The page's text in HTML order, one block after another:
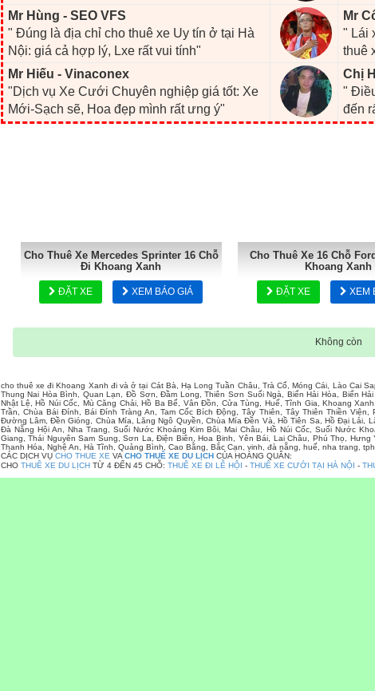
Mr Hùng - SEO VFS
" Đúng là địa chỉ cho thuê xe Uy tín ở tại Hà
Nội: giá cả hợp lý, Lxe rất vui tính"
Mr
" Lái
thuê
Mr Hiếu - Vinaconex
"Dịch vụ Xe Cưới Chuyên nghiệp giá tốt: Xe
Mới-Sạch sẽ, Hoa đẹp mình rất ưng ý"
Chị
"
đến
Cho Thuê Xe Mercedes Sprinter 16 Chỗ
Đi Khoang Xanh
ĐẶT XE XEM BÁO GIÁ
Cho Thuê Xe 16 Chỗ
Khoang Xanh
ĐẶT XE XEM
Không còn
cho thuê xe đi Khoang Xanh đi và ở tại Cát Bà, Hạ Long Tuần Châu, Trà Cổ, Móng Cái, Lào Cai
Thung Nai Hòa Bình, Quan Lạn, Đồ Sơn, Đầm Long, Thiên Sơn Suối Ngà, Biển Hải Hòa, Biển
Nhật Lệ, Hồ Núi Cốc, Mù Căng Chải, Hồ Ba Bể, Vân Đồn, Cửa Tùng, Huế, Tĩnh Gia, Khoang
Trần, Chùa Bái Đính, Bái Đính Tràng An, Tam Cốc Bích Động, Tây Thiên, Tây Thiên Thiền
Đường Lâm, Đền Gióng, Chùa Mía, Lăng Ngô Quyền, Chùa Mía Đền Và, Hồ Tiên Sa, Hồ Đại Lải,
Đà Nẵng Hội An, Nha Trang, Suối Nước Khoáng Kim Bôi, Mai Châu, Hồ Núi Cốc, Suối Nước
Giang, Thái Nguyên Sam Sung, Sơn La, Điện Biên, Hoa Binh, Yên Bái, Lai Châu, Phú Thọ,
Thanh Hóa, Nghệ An, Hà Tĩnh, Quảng Bình, Cao Bằng, Bắc Cạn, vinh, đà nẵng, huế, nha trang,
CÁC DỊCH VỤ CHO THUE XEVACHO THUÊ XE DU LỊCHCỦA HOÀNG QUÂN:
CHO THUÊ XE DU LỊCHTỪ 4 ĐẾN 45 CHỖ: THUÊ XE ĐI LỄ HỘI - THUÊ XE CƯỚI TẠI HÀ NỘI -